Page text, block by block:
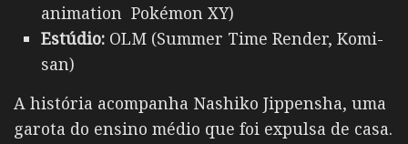
animation Pokémon XY)
Estúdio: OLM (Summer Time Render, Komi-
san)
A história acompanha Nashiko Jippensha, uma
garota do ensino médio que foi expulsa de casa.